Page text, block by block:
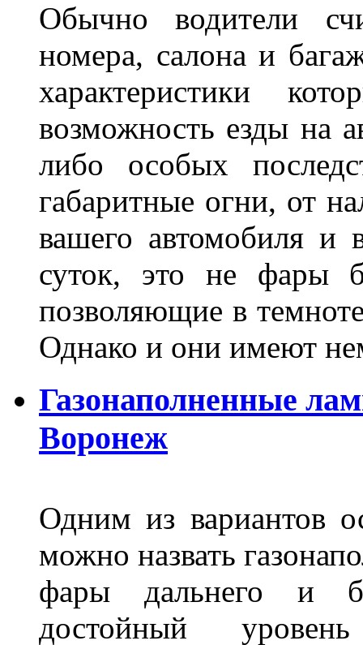
Обычно водители
номера, салона и
характеристики
возможность езды на
либо особых
габаритные огни, от
вашего автомобиля и
суток, это не фары
позволяющие в
Однако и они имеют
Газонаполненные
Воронеж
Одним из вариантов
можно назвать
фары дальнего и
достойный